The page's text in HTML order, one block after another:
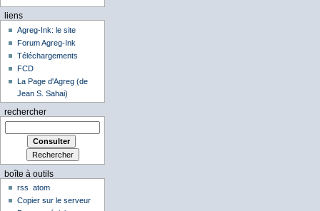
liens
Agreg-Ink: le site
Forum Agreg-Ink
Téléchargements
FCD
La Page d'Agreg (de
Jean S. Sahai)
rechercher
boîte à outils
rss
atom
Copier sur le serveur